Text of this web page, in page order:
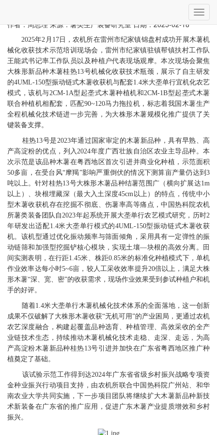
切
换
航
作者：周思理来源：薯类生产装备研究室日期：2025-02-18
2025年2月17日，农机所在雷州市纪家镇锦盘村成功开展木薯机
械化收获技术示范培训现场会，雷州市纪家镇驻镇帮镇扶村工作队
王能武书记率工作队员以及种植户代表现场观摩。本次现场会聚焦
大株形新品种木薯桂热13号机械化收获技术瓶颈，展示了自主研发
的4UML-150型振动链式木薯收获机与配套1.4米大垄单行宜机化农艺
模式，该机与2CM-1A型起垄式木薯种植机和2CM-1B型起垄式木薯
联合种植机相配套，匹配90~120马力拖拉机，标志着我国木薯生产
全程机械化技术链进一步完善，为大株形木薯规模化推广提供了关
键装备支撑。
桂热13号是2023年通过国家审定的木薯新品种，具有早熟、高
产高淀粉的优点，列入2024年度广西壮族自治区农业主导品种。本
次示范是该品种木薯在粤西地区首次引进并商业化种植，示范面积
50多亩，在受台风“摩羯”影响严重倒伏的情况下测算亩产量仍达到3
吨以上。针对桂热13号大株形木薯品种结薯范围广（横向扩展达1m
以上）、块根埋藏深（最大入土深度45cm以上）的特点，传统中小
型木薯收获机存在挖掘不彻底、伤薯率高等痛点，中国热科院农机
所薯类装备团队自2023年起系统开展大垄单行农艺模式研究，历时2
年研发出适配1.4米大垄单行模式的4UML-150型振动链式木薯收获
机。该机型通过优化振动频率与筛面倾角，采用具有一定弹性的振
动链筛和加强型挖掘铲核心模块，实现土壤—块根的高效分离。田
间实测表明，在行距1.45米、株距0.85米的标准化种植模式下，单机
作业效率达每小时5~6亩，较人工采收效率提升20倍以上，满足大株
形木薯“深、宽、密”的收获需求，现场作业效果受到参试种植户和机
手的好评。
随着1.4米大垄单行木薯机械化技术体系的全面落地，这一创新
成果不仅破解了大株形木薯收获“无机可用”的产业困局，更通过农机
农艺深度融合，构建起覆盖品种选育、种植管理、高效采收的全产
业链技术生态，持续推动木薯机械化技术走稳、走深、走远，为高
产高淀粉木薯新品种桂热13号引进并加快在广东省粤西地区推广种
植奠定了基础。
该试验示范工作得到达2024年广东省省级乡村振兴战略专项资
金种业振兴行动项目支持，由农机所联合中国热科院广州站、和华
南农业大学共同实施，下一步项目团队将继续扩大木薯新品种新技
术新装备在广东省的推广应用，促进广东木薯产业提质增效和乡村
振兴。